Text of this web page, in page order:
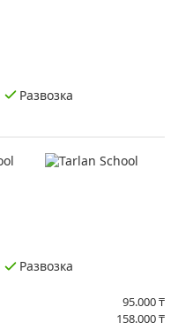
Развозка
Развозка
95.000₸
158.000₸